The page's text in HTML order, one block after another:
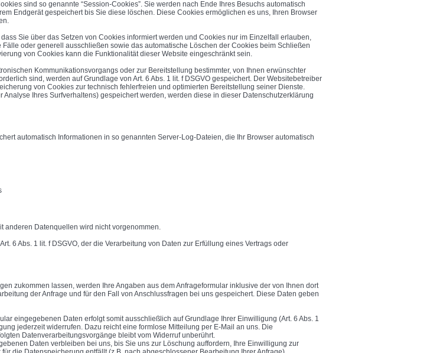
sind so genannte “Session-Cookies”. Sie werden nach Ende Ihres Besuchs automatisch
Endgerät gespeichert bis Sie diese löschen. Diese Cookies ermöglichen es uns, Ihren Browser
Sie über das Setzen von Cookies informiert werden und Cookies nur im Einzelfall erlauben,
oder generell ausschließen sowie das automatische Löschen der Cookies beim Schließen
von Cookies kann die Funktionalität dieser Website eingeschränkt sein.
Kommunikationsvorgangs oder zur Bereitstellung bestimmter, von Ihnen erwünschter
sind, werden auf Grundlage von Art. 6 Abs. 1 lit. f DSGVO gespeichert. Der Websitebetreiber
von Cookies zur technisch fehlerfreien und optimierten Bereitstellung seiner Dienste.
Analyse Ihres Surfverhaltens) gespeichert werden, werden diese in dieser Datenschutzerklärung
automatisch Informationen in so genannten Server-Log-Dateien, die Ihr Browser automatisch
anderen Datenquellen wird nicht vorgenommen.
6 Abs. 1 lit. f DSGVO, der die Verarbeitung von Daten zur Erfüllung eines Vertrags oder
zukommen lassen, werden Ihre Angaben aus dem Anfrageformular inklusive der von Ihnen dort
der Anfrage und für den Fall von Anschlussfragen bei uns gespeichert. Diese Daten geben
eingegebenen Daten erfolgt somit ausschließlich auf Grundlage Ihrer Einwilligung (Art. 6 Abs. 1
jederzeit widerrufen. Dazu reicht eine formlose Mitteilung per E-Mail an uns. Die
Datenverarbeitungsvorgänge bleibt vom Widerruf unberührt.
Daten verbleiben bei uns, bis Sie uns zur Löschung auffordern, Ihre Einwilligung zur